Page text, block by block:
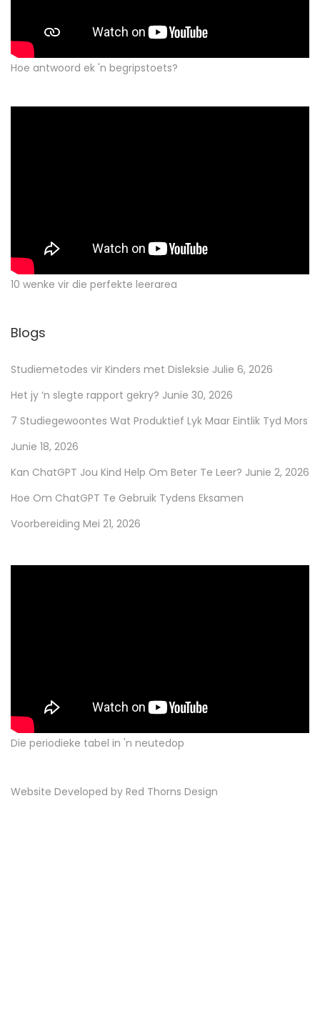
Hoe antwoord ek 'n begripstoets?
10 wenke vir die perfekte leerarea
Blogs
Studiemetodes vir Kinders met Disleksie Julie 6, 2026
Het jy ‘n slegte rapport gekry? Junie 30, 2026
7 Studiegewoontes Wat Produktief Lyk Maar Eintlik Tyd Mors
Junie 18, 2026
Kan ChatGPT Jou Kind Help Om Beter Te Leer? Junie 2, 2026
Hoe Om ChatGPT Te Gebruik Tydens Eksamen
Voorbereiding Mei 21, 2026
Die periodieke tabel in 'n neutedop
Website Developed by Red Thorns Design